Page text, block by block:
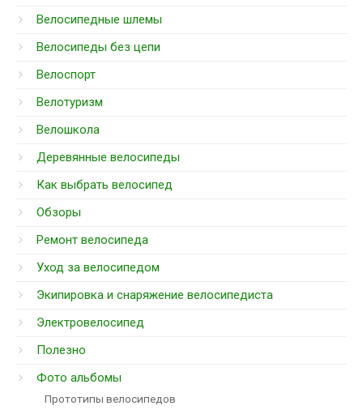
Велосипедные шлемы
Велосипеды без цепи
Велоспорт
Велотуризм
Велошкола
Деревянные велосипеды
Как выбрать велосипед
Обзоры
Ремонт велосипеда
Уход за велосипедом
Экипировка и снаряжение велосипедиста
Электровелосипед
Полезно
Фото альбомы
Прототипы велосипедов